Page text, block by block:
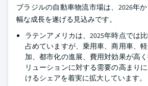
ブラジルの自動車物流市場は、2026年
幅な成長を遂げる見込みです。
ラテンアメリカは、2025年時点では
占めていますが、乗用車、商用車、
加、都市化の進展、費用対効果が高
リューションに対する需要の高まり
けるシェアを着実に拡大しています。